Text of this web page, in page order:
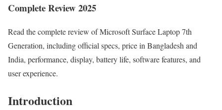
Complete Review 2025
Read the complete review of Microsoft Surface Laptop 7th
Generation, including official specs, price in Bangladesh and
India, performance, display, battery life, software features, and
user experience.
Introduction